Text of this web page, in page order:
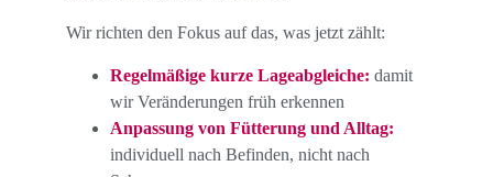
Wir richten den Fokus auf das, was jetzt zählt:
Regelmäßige kurze Lageabgleiche: damit
wir Veränderungen früh erkennen
Anpassung von Fütterung und Alltag:
individuell nach Befinden, nicht nach